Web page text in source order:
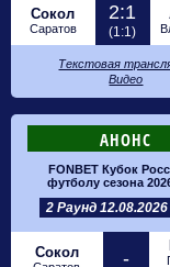
Сокол
Саратов
2:1
(1:1)
Текстовая
Видео
АНОНС
FONBET Кубок
футболу сезона
2 Раунд
Сокол -